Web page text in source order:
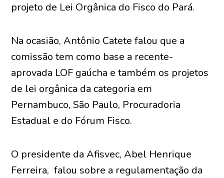
projeto de Lei Orgânica do Fisco do Pará.
Na ocasião, Antônio Catete falou que a
comissão tem como base a recente-
aprovada LOF gaúcha e também os projetos
de lei orgânica da categoria em
Pernambuco, São Paulo, Procuradoria
Estadual e do Fórum Fisco.
O presidente da Afisvec, Abel Henrique
Ferreira, falou sobre a regulamentação da